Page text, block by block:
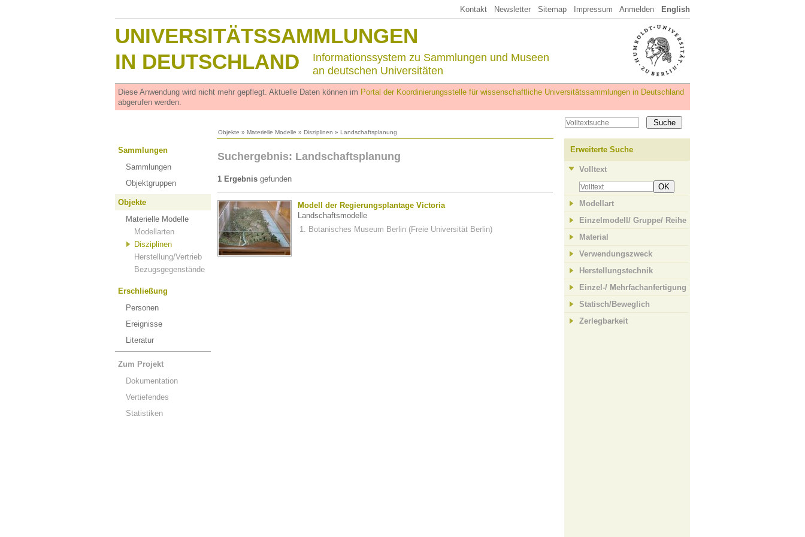
Kontakt Newsletter Sitemap Impressum Anmelden English
UNIVERSITÄTSSAMMLUNGEN
IN DEUTSCHLAND
Informationssystem zu Sammlungen und Museen
an deutschen Universitäten
Diese Anwendung wird nicht mehr gepflegt. Aktuelle Daten können im Portal der Koordinierungsstelle für wissenschaftliche Universitätssammlungen in Deutschland
abgerufen werden.
Objekte » Materielle Modelle » Disziplinen » Landschaftsplanung
Sammlungen
Sammlungen
Objektgruppen
Objekte
Materielle Modelle
Modellarten
Disziplinen
Herstellung/Vertrieb
Bezugsgegenstände
Erschließung
Personen
Ereignisse
Literatur
Zum Projekt
Dokumentation
Vertiefendes
Statistiken
Suchergebnis: Landschaftsplanung
1 Ergebnis gefunden
Modell der Regierungsplantage Victoria
Landschaftsmodelle
Botanisches Museum Berlin (Freie Universität Berlin)
Erweiterte Suche
Volltext
OK
Modellart
Einzelmodell/ Gruppe/ Reihe
Material
Verwendungszweck
Herstellungstechnik
Einzel-/ Mehrfachanfertigung
Statisch/Beweglich
Zerlegbarkeit